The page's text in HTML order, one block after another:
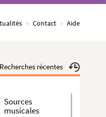
Contact Aide
Recherches récentes
Sources
musicales